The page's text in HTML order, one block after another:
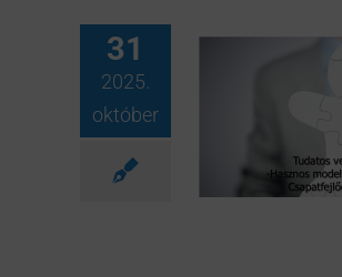
31
2025.
október